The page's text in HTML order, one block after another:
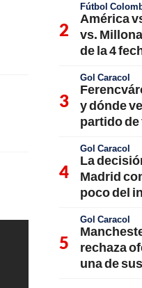
Fútbol
América
vs.
de la 4
Gol Caracol
y dónde
partido
Gol Caracol
La
Madrid
poco del
Gol Caracol
rechaza
una de